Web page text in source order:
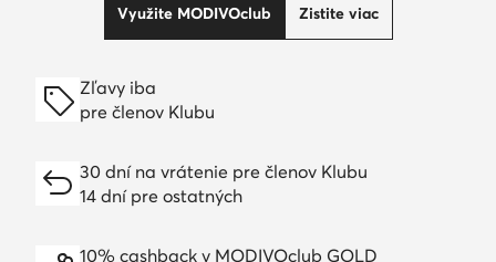
Využite MODIVOclub Zistite viac
Zľavy iba
pre členov Klubu
30 dní na vrátenie pre členov Klubu
14 dní pre ostatných
10% cashback v MODIVOclub GOLD